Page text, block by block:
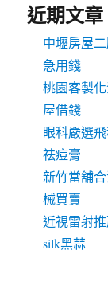
近期文章
中壢房屋
急用錢
桃園客製
屋借錢
眼科嚴選
祛痘膏
新竹當舖
械買賣
近視雷射
silk黑蒜